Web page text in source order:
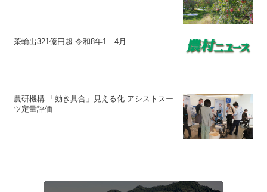
茶輸出321億円超 令和8年1―4月
農研機構 「効き具合」見える化 アシストスー
ツ定量評価